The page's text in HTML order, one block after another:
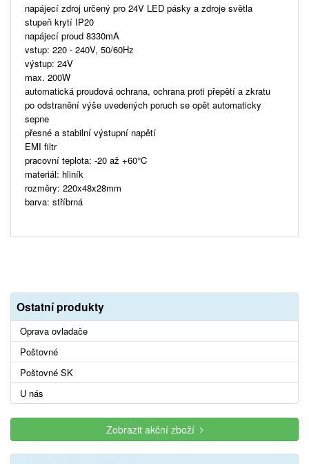
napájecí zdroj určený pro 24V LED pásky a zdroje světla
stupeň krytí IP20
napájecí proud 8330mA
vstup: 220 - 240V, 50/60Hz
výstup: 24V
max. 200W
automatická proudová ochrana, ochrana proti přepětí a zkratu
po odstranění výše uvedených poruch se opět automaticky
sepne
přesné a stabilní výstupní napětí
EMI filtr
pracovní teplota: -20 až +60°C
materiál: hliník
rozměry: 220x48x28mm
barva: stříbrná
Ostatní produkty
Oprava ovladače
Poštovné
Poštovné SK
U nás
Zobrazit akční zboží